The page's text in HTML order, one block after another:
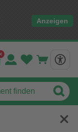
Anzeigen